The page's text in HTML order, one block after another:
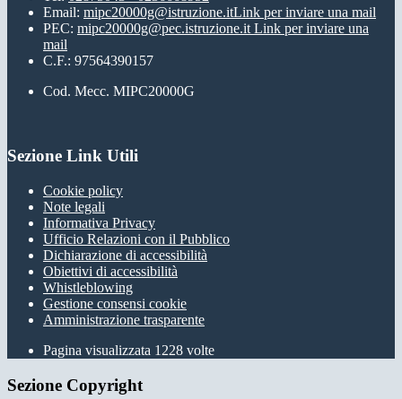
Email: mipc20000g@istruzione.itLink per inviare una mail
PEC: mipc20000g@pec.istruzione.it Link per inviare una
mail
C.F.: 97564390157
Cod. Mecc. MIPC20000G
Sezione Link Utili
Cookie policy
Note legali
Informativa Privacy
Ufficio Relazioni con il Pubblico
Dichiarazione di accessibilità
Obiettivi di accessibilità
Whistleblowing
Gestione consensi cookie
Amministrazione trasparente
Pagina visualizzata 1228 volte
Sezione Copyright